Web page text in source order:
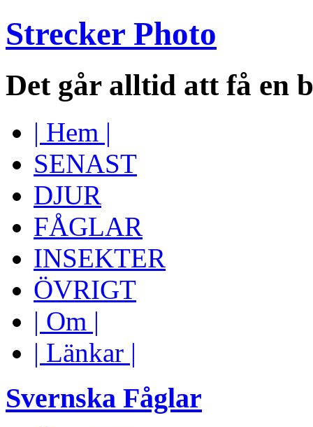
Strecker Photo
Det går alltid att få en
| Hem |
SENAST
DJUR
FÅGLAR
INSEKTER
ÖVRIGT
| Om |
| Länkar |
Svernska Fåglar